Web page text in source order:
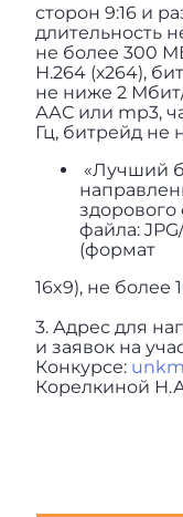
сторон 9:16 и
длительность
не более 300
Н.264 (х264),
не ниже 2 Мбит/
ААС или mp3,
Гц, битрейд не
«Лучший
файла:
(формат
16x9), не более
3. Адрес для
и заявок на
Конкурсе:
Корелкиной